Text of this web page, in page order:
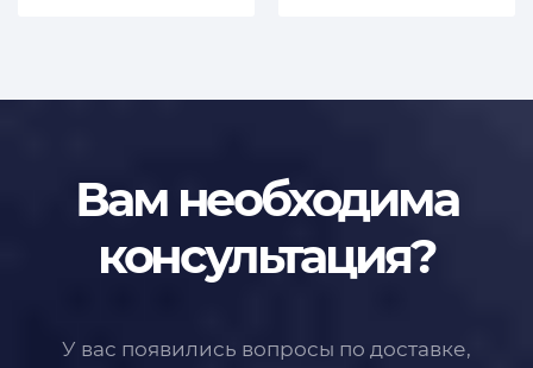
Вам необходима
консультация?
У вас появились вопросы по доставке,